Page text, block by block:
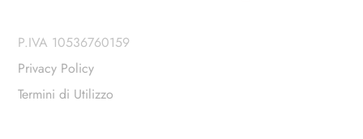
P.IVA 10536760159
Privacy Policy
Termini di Utilizzo